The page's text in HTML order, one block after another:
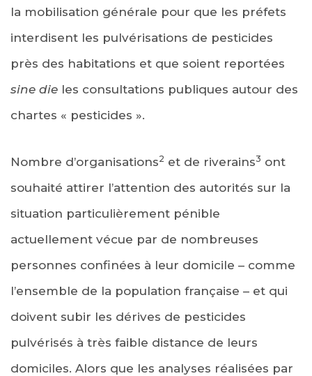
la mobilisation générale pour que les préfets
interdisent les pulvérisations de pesticides
près des habitations et que soient reportées
sine die les consultations publiques autour des
chartes « pesticides ».
Nombre d’organisations2 et de riverains3 ont
souhaité attirer l’attention des autorités sur la
situation particulièrement pénible
actuellement vécue par de nombreuses
personnes confinées à leur domicile – comme
l’ensemble de la population française – et qui
doivent subir les dérives de pesticides
pulvérisés à très faible distance de leurs
domiciles. Alors que les analyses réalisées par